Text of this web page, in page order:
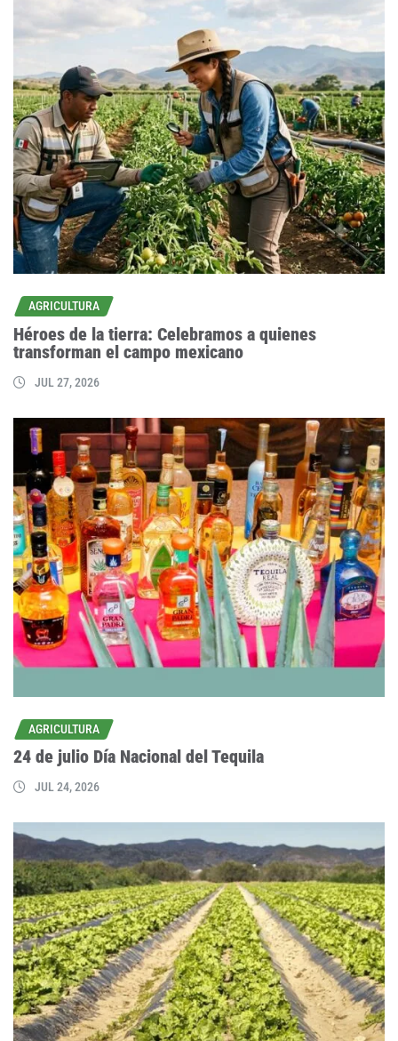
AGRICULTURA
Héroes de la tierra: Celebramos a quienes
transforman el campo mexicano
JUL 27, 2026
AGRICULTURA
24 de julio Día Nacional del Tequila
JUL 24, 2026